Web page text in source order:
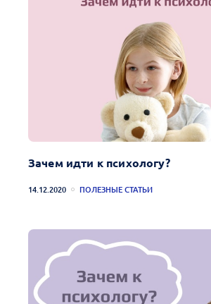
Зачем идти к психологу?
14.12.2020 ПОЛЕЗНЫЕ СТАТЬИ